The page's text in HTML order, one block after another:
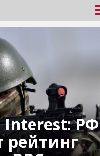
Interest: РФ
рейтинг